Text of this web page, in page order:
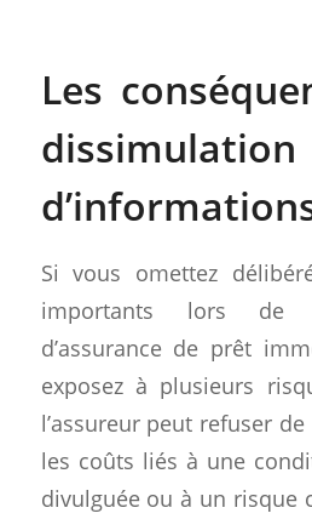
Les
dissimulation
Si vous omettez
importants lors de
d’assurance de prêt
exposez à plusieurs
l’assureur peut refuser
les coûts liés à une
divulguée ou à un risque